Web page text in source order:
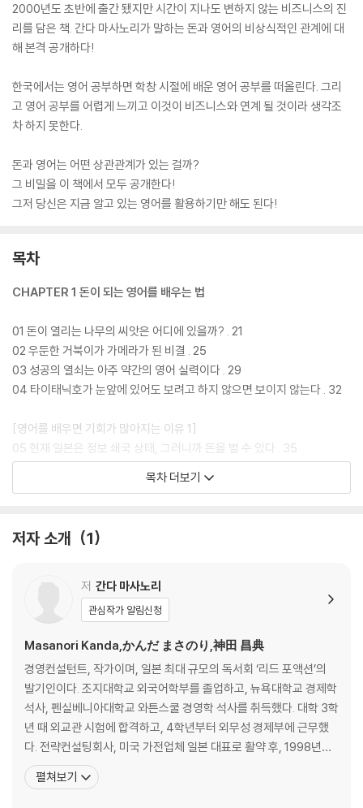
2000년도 초반에 출간 됐지만 시간이 지나도 변하지 않는 비즈니스의 진
리를 담은 책. 간다 마사노리가 말하는 돈과 영어의 비상식적인 관계에 대
해 본격 공개하다!
한국에서는 영어 공부하면 학창 시절에 배운 영어 공부를 떠올린다. 그리
고 영어 공부를 어렵게 느끼고 이것이 비즈니스와 연계 될 것이라 생각조
차 하지 못한다.
돈과 영어는 어떤 상관관계가 있는 걸까?
그 비밀을 이 책에서 모두 공개한다!
그저 당신은 지금 알고 있는 영어를 활용하기만 해도 된다!
목차
CHAPTER 1 돈이 되는 영어를 배우는 법
01 돈이 열리는 나무의 씨앗은 어디에 있을까? . 21
02 우둔한 거북이가 가메라가 된 비결 . 25
03 성공의 열쇠는 아주 약간의 영어 실력이다 . 29
04 타이태닉호가 눈앞에 있어도 보려고 하지 않으면 보이지 않는다 . 32
[영어를 배우면 기회가 많아지는 이유 1]
05 현재 일본은 정보 쇄국 상태, 그러니까 돈을 벌 수 있다 . 35
06 일본에서는 좋은 책일수록 번역되지 않는다 . 38
08 타임머신을 타면 성공할 수밖에 없다 . 45
10 다이아몬드 원석은 곳곳에 있다 . 54
11 신은 손을 드는 자에게 기회를 준다 . 57
12 아무도 모르게 기회가 방치되는 이유 . 61
[영어를 배우면 기회가 많아지는 이유 3]
13 억만장자는 ‘시대의 흐름’을 읽는다. 일본은 10년간 어떻게 변화할까? .
64
14 생존을 건 미래의 선택 . 67
15 역사는 70년 주기로 되풀이된다 . 73
17 세계라는 무대로 나아가라 . 86
목차 더보기
저자 소개 1
저 간다 마사노리
관심작가 알림신청
Masanori Kanda,かんだ まさのり,神田 昌典
경영컨설턴트, 작가이며, 일본 최대 규모의 독서회 ‘리드 포액션’의
발기인이다. 조지대학교 외국어학부를 졸업하고, 뉴욕대학교 경제학
석사, 펜실베니아대학교 와튼스쿨 경영학 석사를 취득했다. 대학 3학
년 때 외교관 시험에 합격하고, 4학년부터 외무성 경제부에 근무했
다. 전략컨설팅회사, 미국 가전업체 일본 대표로 활약 후, 1998년에
경영 컨설턴트로 독립했다. 컨설팅 업계를 혁신한 고객 획득실천회를
창설했다(현재는 ‘차세대 비즈니스 실천회’로 발전). 이 모임은 연인
펼쳐보기